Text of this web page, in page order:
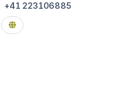
+41 223106885